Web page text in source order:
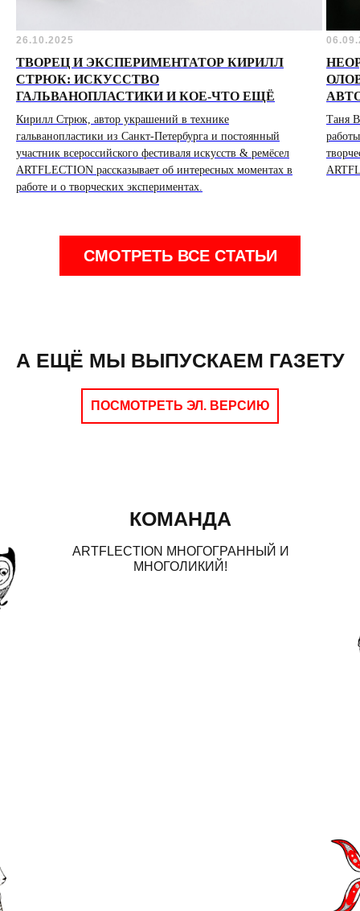
26.10.2025
ТВОРЕЦ И ЭКСПЕРИМЕНТАТОР КИРИЛЛ
СТРЮК: ИСКУССТВО
ГАЛЬВАНОПЛАСТИКИ И КОЕ-ЧТО ЕЩЁ
Кирилл Стрюк, автор украшений в технике
гальванопластики из Санкт-Петербурга и постоянный
участник всероссийского фестиваля искусств & ремёсел
ARTFLECTION рассказывает об интересных моментах в
работе и о творческих экспериментах.
Таня
СМОТРЕТЬ ВСЕ СТАТЬИ
А ЕЩЁ МЫ ВЫПУСКАЕМ ГАЗЕТУ
ПОСМОТРЕТЬ ЭЛ. ВЕРСИЮ
КОМАНДА
ARTFLECTION МНОГОГРАННЫЙ И
МНОГОЛИКИЙ!